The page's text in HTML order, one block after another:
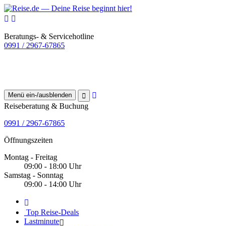
Beratungs- & Servicehotline
0991 / 2967-67865
Menü ein-/ausblenden
Reiseberatung & Buchung
0991 / 2967-67865
Öffnungszeiten
Montag - Freitag
09:00 - 18:00 Uhr
Samstag - Sonntag
09:00 - 14:00 Uhr
Top Reise-Deals
Lastminute